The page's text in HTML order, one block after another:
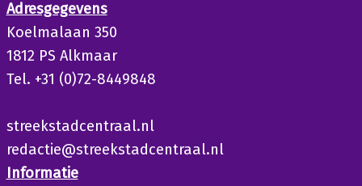
Adresgegevens
Koelmalaan 350
1812 PS Alkmaar
Tel. +31 (0)72-8449848
streekstadcentraal.nl
redactie@streekstadcentraal.nl
Informatie